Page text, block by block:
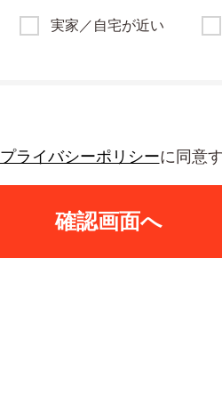
実家／自宅が近い
プライバシーポリシーに同意
確認画面へ